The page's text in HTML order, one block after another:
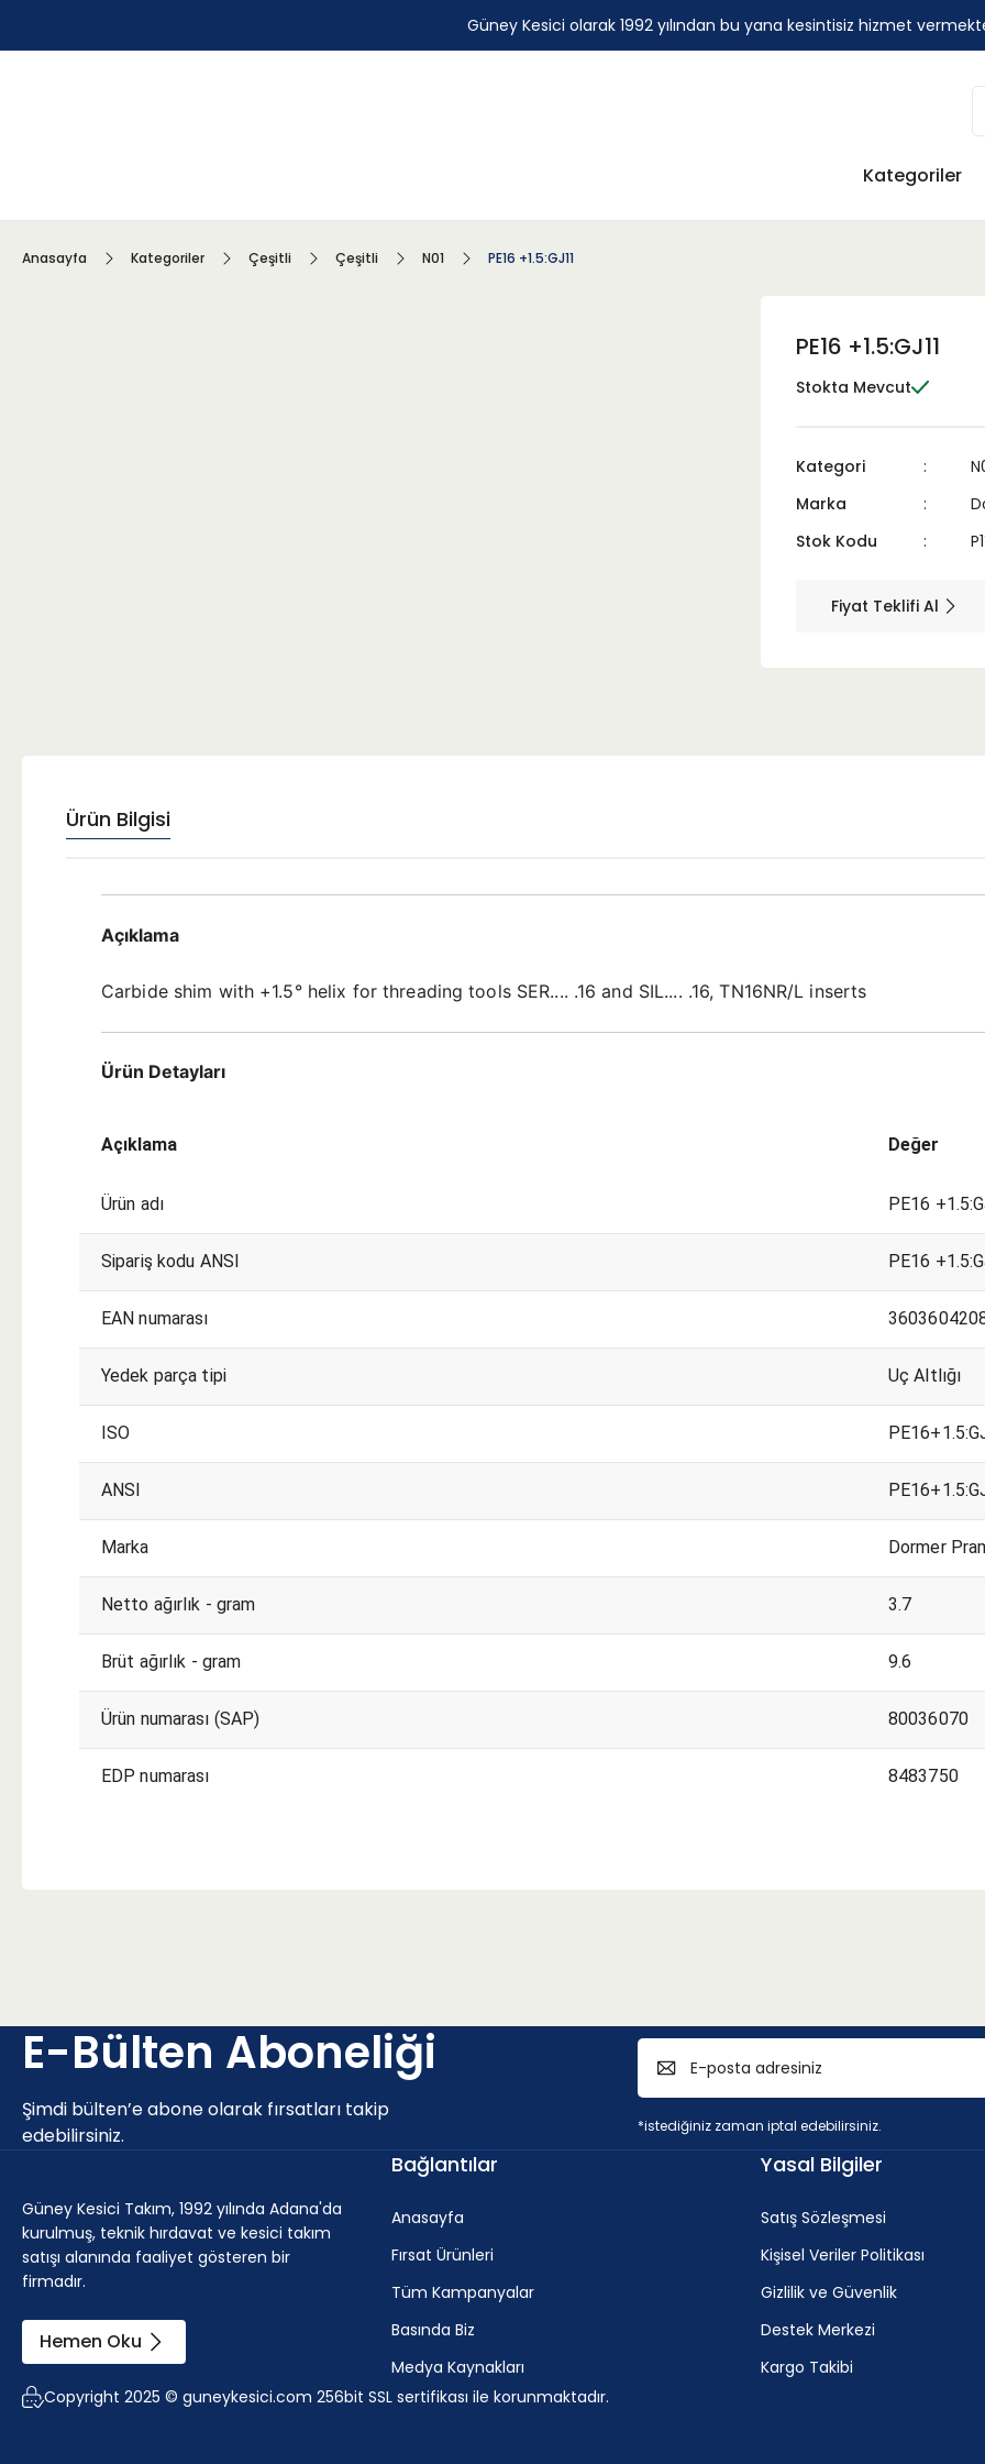
Güney Kesici olarak 1992 yılından bu yana kesintisiz hizmet
Kategoriler
Anasayfa Kategoriler Çeşitli Çeşitli N01 PE16 +1.5:GJ11
PE16 +1.5:GJ11
Stokta Mevcut
Kategori
Marka
Stok Kodu
Fiyat Teklifi Al
Ürün Bilgisi
Açıklama
Carbide shim with +1.5° helix for threading tools SER.... .16 and SIL.... .16, TN16NR/L inserts
Ürün Detayları
Açıklama Değer
Ürün adı PE16
Sipariş kodu ANSI PE16
EAN numarası
Yedek parça tipi Uç Altlığı
ISO
ANSI
Marka Dormer
Netto ağırlık - gram 3.7
Brüt ağırlık - gram 9.6
Ürün numarası (SAP) 80036070
EDP numarası 8483750
E-Bülten Aboneliği
Şimdi bülten’e abone olarak fırsatları takip
edebilirsiniz.
*istediğiniz zaman iptal edebilirsiniz.
Güney Kesici Takım, 1992 yılında Adana'da
kurulmuş, teknik hırdavat ve kesici takım
satışı alanında faaliyet gösteren bir
firmadır.
Hemen Oku
Bağlantılar
Anasayfa
Fırsat Ürünleri
Tüm Kampanyalar
Basında Biz
Medya Kaynakları
Yasal Bilgiler
Satış Sözleşmesi
Kişisel Veriler Politikası
Gizlilik ve Güvenlik
Destek Merkezi
Kargo Takibi
Copyright 2025 © guneykesici.com 256bit SSL sertifikası ile korunmaktadır.